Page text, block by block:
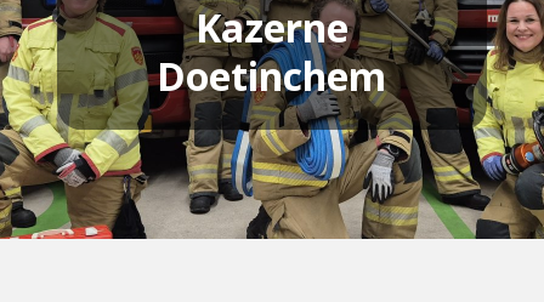
Kazerne
Doetinchem